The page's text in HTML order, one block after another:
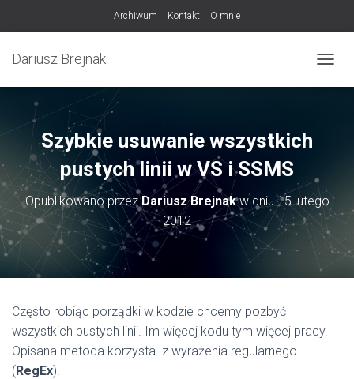
Archiwum Kontakt O mnie
Dariusz Brejnak
Szybkie usuwanie wszystkich
pustych linii w VS i SSMS
Opublikowano przezDariusz Brejnakw dniu15 lutego
2012
Często robiąc porządki w kodzie chcemy pozbyć
wszystkich pustych linii. Im więcej kodu tym więcej pracy.
Opisana metoda korzysta z wyrażenia regularnego
(RegEx).